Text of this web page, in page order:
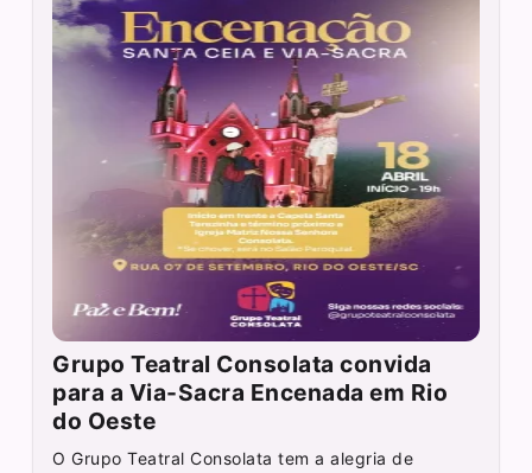
Grupo Teatral Consolata convida
para a Via-Sacra Encenada em Rio
do Oeste
O Grupo Teatral Consolata tem a alegria de